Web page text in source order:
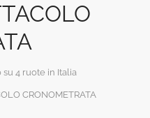
4 ruote in Italia
CRONOMETRATA